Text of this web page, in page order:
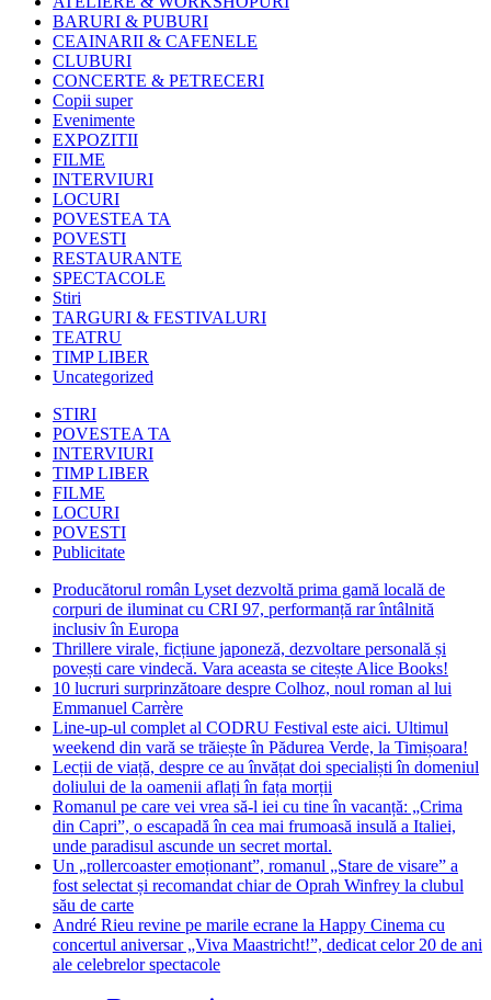
BARURI & PUBURI
CEAINARII & CAFENELE
CLUBURI
CONCERTE & PETRECERI
Copii super
Evenimente
EXPOZITII
FILME
INTERVIURI
LOCURI
POVESTEA TA
POVESTI
RESTAURANTE
SPECTACOLE
Stiri
TARGURI & FESTIVALURI
TEATRU
TIMP LIBER
Uncategorized
STIRI
POVESTEA TA
INTERVIURI
TIMP LIBER
FILME
LOCURI
POVESTI
Publicitate
Producătorul român Lyset dezvoltă prima gamă locală de
corpuri de iluminat cu CRI 97, performanță rar întâlnită
inclusiv în Europa
Thrillere virale, ficțiune japoneză, dezvoltare personală și
povești care vindecă. Vara aceasta se citește Alice Books!
10 lucruri surprinzătoare despre Colhoz, noul roman al lui
Emmanuel Carrère
Line-up-ul complet al CODRU Festival este aici. Ultimul
weekend din vară se trăiește în Pădurea Verde, la Timișoara!
Lecții de viață, despre ce au învățat doi specialiști în domeniul
doliului de la oamenii aflați în fața morții
Romanul pe care vei vrea să-l iei cu tine în vacanță: „Crima
din Capri”, o escapadă în cea mai frumoasă insulă a Italiei,
unde paradisul ascunde un secret mortal.
Un „rollercoaster emoționant”, romanul „Stare de visare” a
fost selectat și recomandat chiar de Oprah Winfrey la clubul
său de carte
André Rieu revine pe marile ecrane la Happy Cinema cu
concertul aniversar „Viva Maastricht!”, dedicat celor 20 de ani
ale celebrelor spectacole